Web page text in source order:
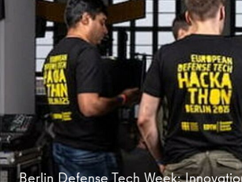
Berlin Defense Tech Week:
Weiterlesen